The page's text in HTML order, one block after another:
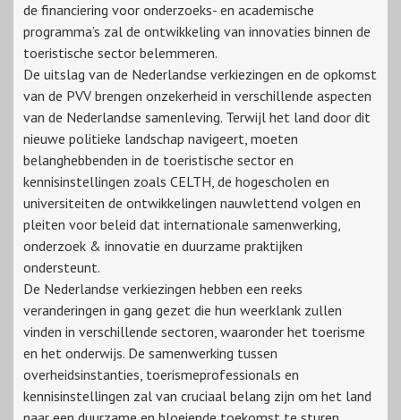
de financiering voor onderzoeks- en academische
programma’s zal de ontwikkeling van innovaties binnen de
toeristische sector belemmeren.
De uitslag van de Nederlandse verkiezingen en de opkomst
van de PVV brengen onzekerheid in verschillende aspecten
van de Nederlandse samenleving. Terwijl het land door dit
nieuwe politieke landschap navigeert, moeten
belanghebbenden in de toeristische sector en
kennisinstellingen zoals CELTH, de hogescholen en
universiteiten de ontwikkelingen nauwlettend volgen en
pleiten voor beleid dat internationale samenwerking,
onderzoek & innovatie en duurzame praktijken
ondersteunt.
De Nederlandse verkiezingen hebben een reeks
veranderingen in gang gezet die hun weerklank zullen
vinden in verschillende sectoren, waaronder het toerisme
en het onderwijs. De samenwerking tussen
overheidsinstanties, toerismeprofessionals en
kennisinstellingen zal van cruciaal belang zijn om het land